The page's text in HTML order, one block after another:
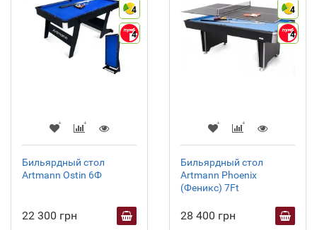
4
4
Бильярдный стол
Artmann Ostin 6Ф
22 300 грн
4
4
Бильярдный стол
Artmann Phoenix
(Феникс) 7Ft
28 400 грн